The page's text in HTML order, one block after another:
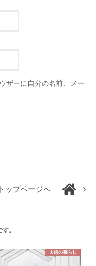
ザーに自分の名前、メー
トップページへ
。
夫婦の暮らし